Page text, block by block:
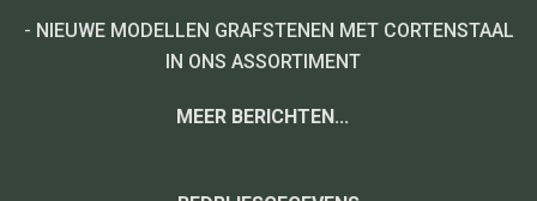
- NIEUWE MODELLEN GRAFSTENEN MET CORTENSTAAL
IN ONS ASSORTIMENT
MEER BERICHTEN...